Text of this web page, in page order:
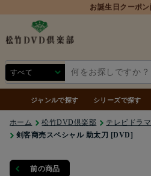
ジャンルで探す シリーズで探す
ホーム 松竹DVD倶楽部
テレビドラマ
剣客商売スペシャル 助太刀 [DVD]
前の商品